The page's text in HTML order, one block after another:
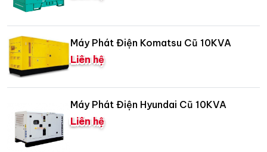
Máy Phát Điện Komatsu Cũ 10KVA
Liên hệ
Máy Phát Điện Hyundai Cũ 10KVA
Liên hệ